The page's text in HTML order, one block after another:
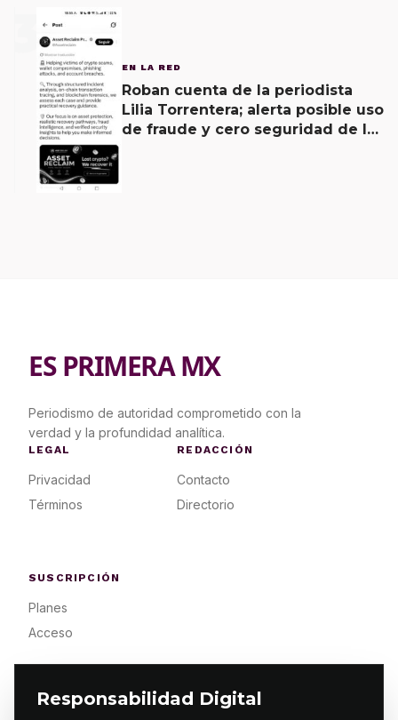
Responsabilidad Digital
3
EN LA RED
Roban cuenta de la periodista
Lilia Torrentera; alerta posible uso
de fraude y cero seguridad de la
ES PRIMERA MX
Periodismo de autoridad comprometido con la
verdad y la profundidad analítica.
LEGAL
Privacidad
Términos
REDACCIÓN
Contacto
Directorio
SUSCRIPCIÓN
Planes
Acceso